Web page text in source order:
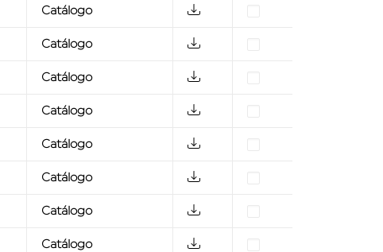
Catálogo
Catálogo
Catálogo
Catálogo
Catálogo
Catálogo
Catálogo
Catálogo